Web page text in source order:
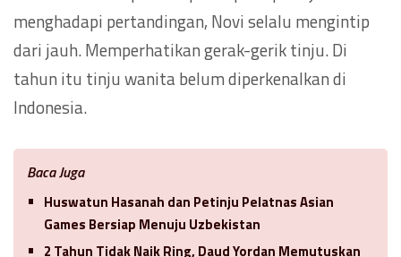
menghadapi pertandingan, Novi selalu mengintip
dari jauh. Memperhatikan gerak-gerik tinju. Di
tahun itu tinju wanita belum diperkenalkan di
Indonesia.
Baca Juga
Huswatun Hasanah dan Petinju Pelatnas Asian
Games Bersiap Menuju Uzbekistan
2 Tahun Tidak Naik Ring, Daud Yordan Memutuskan